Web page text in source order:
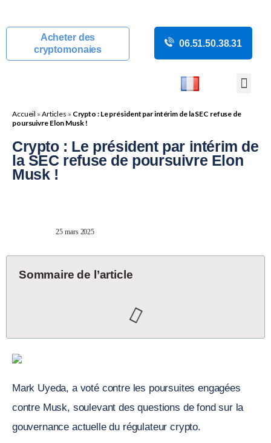
Acheter des
cryptomonaies
06.51.50.38.31
Accueil » Articles » Crypto : Le président par intérim de la SEC refuse de
poursuivre Elon Musk !
Crypto : Le président par intérim de
la SEC refuse de poursuivre Elon
Musk !
25 mars 2025
Sommaire de l’article
Mark Uyeda, a voté contre les poursuites engagées
contre Musk, soulevant des questions de fond sur la
gouvernance actuelle du régulateur crypto.